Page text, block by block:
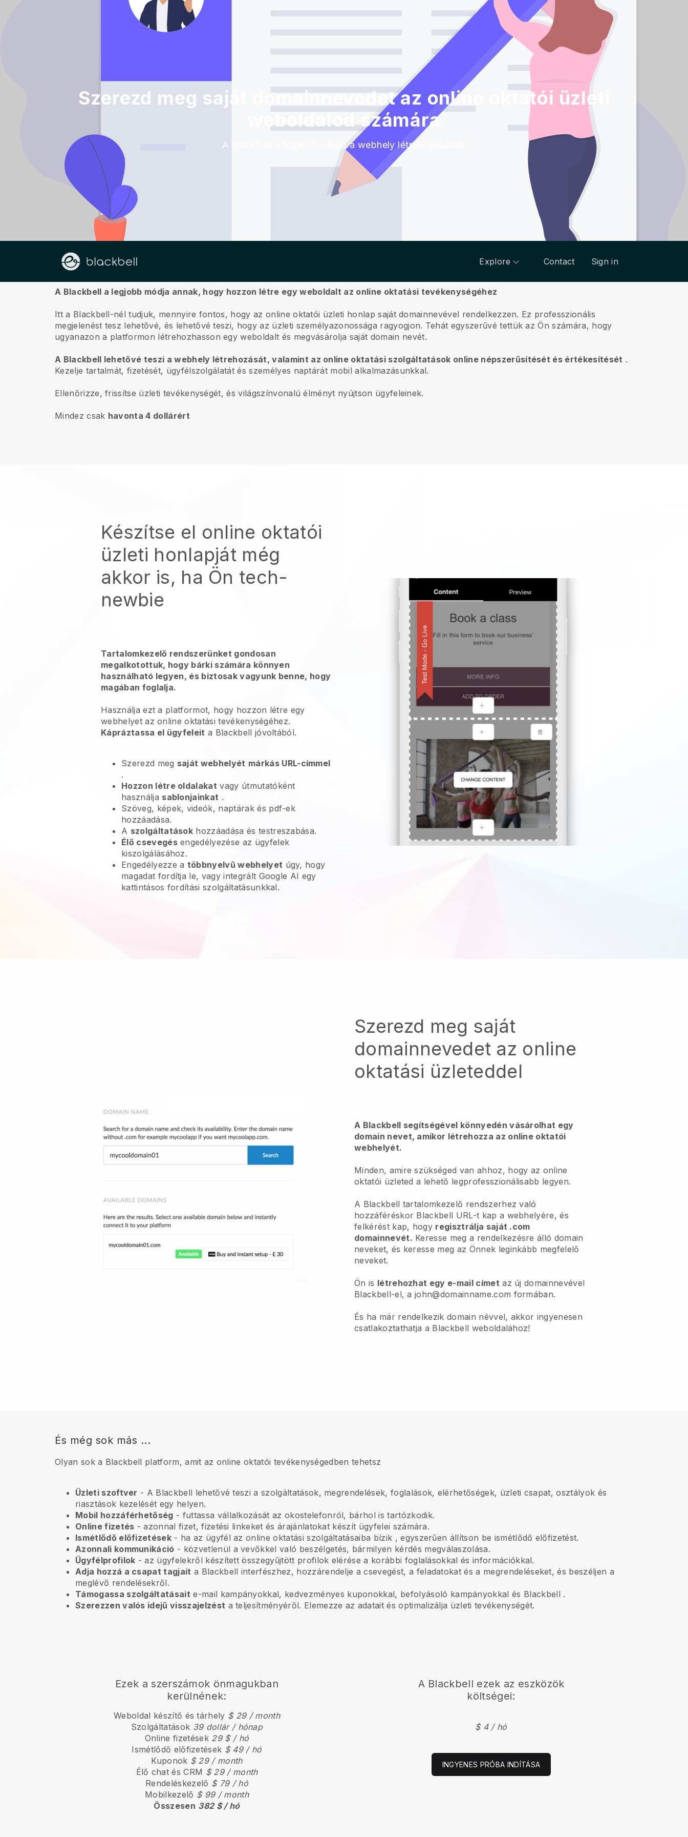
Szerezd meg saját domainnevedet az online oktatói üzleti
weboldalod számára
A Blackbell a legjobb módja a webhely létrehozásának
Explore Contact Sign in
Rólunk
A Blackbell a legjobb módja annak, hogy hozzon létre egy weboldalt az online oktatási tevékenységéhez
Itt a Blackbell-nél tudjuk, mennyire fontos, hogy az online oktatói üzleti honlap saját domainnevével rendelkezzen. Ez professzionális
megjelenést tesz lehetővé, és lehetővé teszi, hogy az üzleti személyazonossága ragyogjon. Tehát egyszerűvé tettük az Ön számára, hogy
ugyanazon a platformon létrehozhasson egy weboldalt és megvásárolja saját domain nevét.
A Blackbell lehetővé teszi a webhely létrehozását, valamint az online oktatási szolgáltatások online népszerűsítését és értékesítését .
Kezelje tartalmát, fizetését, ügyfélszolgálatát és személyes naptárát mobil alkalmazásunkkal.
Ellenőrizze, frissítse üzleti tevékenységét, és világszínvonalú élményt nyújtson ügyfeleinek.
Mindez csak havonta 4 dollárért
Készítse el online oktatói
üzleti honlapját még
akkor is, ha Ön tech-
newbie
Tartalomkezelő rendszerünket gondosan
megalkotottuk, hogy bárki számára könnyen
használható legyen, és biztosak vagyunk benne, hogy
magában foglalja.
Használja ezt a platformot, hogy hozzon létre egy
webhelyet az online oktatási tevékenységéhez.
Kápráztassa el ügyfeleit a Blackbell jóvoltából.
Szerezd meg saját webhelyét márkás URL-címmel
.
Hozzon létre oldalakat vagy útmutatóként
használja sablonjainkat .
Szöveg, képek, videók, naptárak és pdf-ek
hozzáadása.
A szolgáltatások hozzáadása és testreszabása.
Élő csevegésengedélyezése az ügyfelek
kiszolgálásához.
Engedélyezze a többnyelvű webhelyet úgy, hogy
magadat fordítja le, vagy integrált Google AI egy
kattintásos fordítási szolgáltatásunkkal.
Szerezd meg saját
domainnevedet az online
oktatási üzleteddel
A Blackbell segítségével könnyedén vásárolhat egy
domain nevet, amikor létrehozza az online oktatói
webhelyét.
Minden, amire szükséged van ahhoz, hogy az online
oktatói üzleted a lehető legprofesszionálisabb legyen.
A Blackbell tartalomkezelő rendszerhez való
hozzáféréskor Blackbell URL-t kap a webhelyére, és
felkérést kap, hogy regisztrálja saját .com
domainnevét. Keresse meg a rendelkezésre álló domain
neveket, és keresse meg az Önnek leginkább megfelelő
neveket.
Ön is létrehozhat egy e-mail címet az új domainnevével
Blackbell-el, a john@domainname.com formában.
És ha már rendelkezik domain névvel, akkor ingyenesen
csatlakoztathatja a Blackbell weboldalához!
És még sok más ...
Olyan sok a Blackbell platform, amit az online oktatói tevékenységedben tehetsz
Üzleti szoftver - A Blackbell lehetővé teszi a szolgáltatások, megrendelések, foglalások, elérhetőségek, üzleti csapat, osztályok és
riasztások kezelését egy helyen.
Mobil hozzáférhetőség - futtassa vállalkozását az okostelefonról, bárhol is tartózkodik.
Online fizetés - azonnal fizet, fizetési linkeket és árajánlatokat készít ügyfelei számára.
Ismétlődő előfizetések - ha az ügyfél az online oktatási szolgáltatásaiba bízik , egyszerűen állítson be ismétlődő előfizetést.
Azonnali kommunikáció - közvetlenül a vevőkkel való beszélgetés, bármilyen kérdés megválaszolása.
Ügyfélprofilok - az ügyfelekről készített összegyűjtött profilok elérése a korábbi foglalásokkal és információkkal.
Adja hozzá a csapat tagjait a Blackbell interfészhez, hozzárendelje a csevegést, a feladatokat és a megrendeléseket, és beszéljen a
meglévő rendelésekről.
Támogassa szolgáltatásait e-mail kampányokkal, kedvezményes kuponokkal, befolyásoló kampányokkal és Blackbell .
Szerezzen valós idejű visszajelzést a teljesítményéről. Elemezze az adatait és optimalizálja üzleti tevékenységét.
Ezek a szerszámok önmagukban
kerülnének:
Weboldal készítő és tárhely $ 29 / month
Szolgáltatások 39 dollár / hónap
Online fizetések 29 $ / hó
Ismétlődő előfizetések $ 49 / hó
Kuponok $ 29 / month
Élő chat és CRM $ 29 / month
Rendeléskezelő $ 79 / hó
Mobilkezelő $ 99 / month
Összesen 382 $ / hó
A Blackbell ezek az eszközök
költségei:
$ 4 / hó
INGYENES PRÓBA INDÍTÁSA